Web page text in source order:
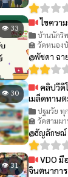
👁 33 ไขควา
บ้านนักวิ
🏫 วัดหนอง
@พัชดา ฉ
👁 30
คลิปวีดี
เมล็ดทาน
ปฐมวัย ทุ
🏫 วัดสามผ
@ธัญลักษณ์
👁 31
VDO มื
จินตนากา